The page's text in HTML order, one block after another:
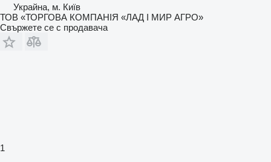
Украйна, м. Київ
ТОВ «ТОРГОВА КОМПАНІЯ «ЛАД І МИР АГРО»
Свържете се с продавача
1